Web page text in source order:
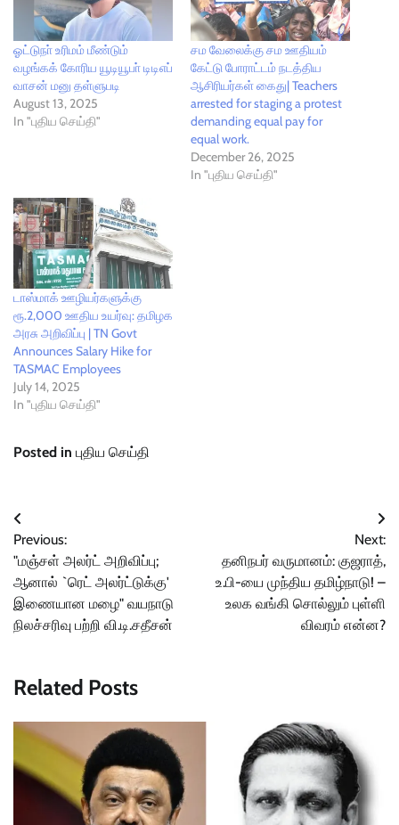
ஓட்டுநா் உரிமம் மீண்டும்
வழங்கக் கோரிய யூடியூபா் டிடிஎப்
வாசன் மனு தள்ளுபடி
August 13, 2025
In "புதிய செய்தி"
சம வேலைக்கு சம ஊதியம்
கேட்டு போராட்டம் நடத்திய
ஆசிரியர்கள் கைது| Teachers
arrested for staging a protest
demanding equal pay for
equal work.
December 26, 2025
In "புதிய செய்தி"
டாஸ்மாக் ஊழியர்களுக்கு
ரூ.2,000 ஊதிய உயர்வு: தமிழக
அரசு அறிவிப்பு | TN Govt
Announces Salary Hike for
TASMAC Employees
July 14, 2025
In "புதிய செய்தி"
Posted in புதிய செய்தி
Post
navigation
Previous:
"மஞ்சள் அலர்ட் அறிவிப்பு;
ஆனால் `ரெட் அலர்ட்டுக்கு'
இணையான மழை" வயநாடு
நிலச்சரிவு பற்றி வி.டி.சதீசன்
Next:
தனிநபர் வருமானம்: குஜராத்,
உ.பி-யை முந்திய தமிழ்நாடு! –
உலக வங்கி சொல்லும் புள்ளி
விவரம் என்ன?
Related Posts